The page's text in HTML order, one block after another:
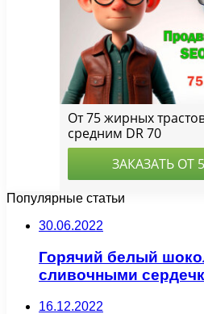
Популярные статьи
30.06.2022
Горячий белый
сливочными
16.12.2022